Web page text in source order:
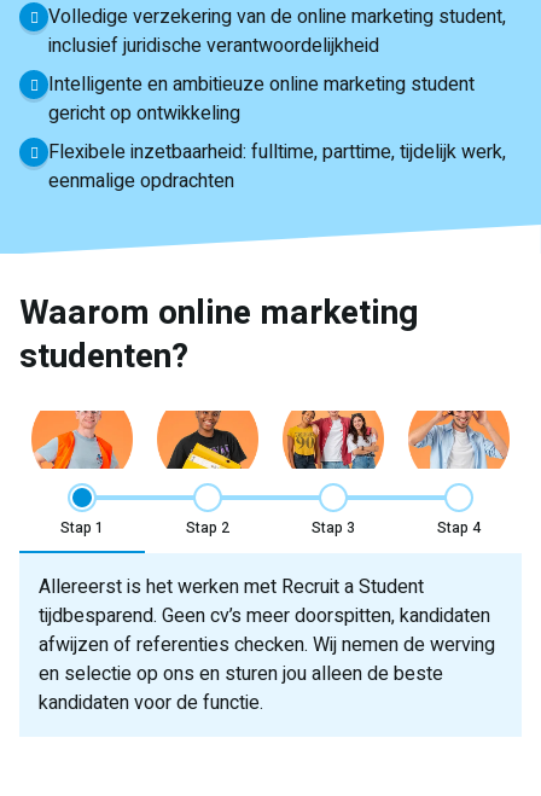
Volledige verzekering van de online marketing student,
inclusief juridische verantwoordelijkheid
Intelligente en ambitieuze online marketing student
gericht op ontwikkeling
Flexibele inzetbaarheid: fulltime, parttime, tijdelijk werk,
eenmalige opdrachten
Waarom online marketing
studenten?
Stap Stap Stap Stap
Allereerst is het werken met Recruit a Student
tijdbesparend. Geen cv’s meer doorspitten, kandidaten
afwijzen of referenties checken. Wij nemen de werving
en selectie op ons en sturen jou alleen de beste
kandidaten voor de functie.